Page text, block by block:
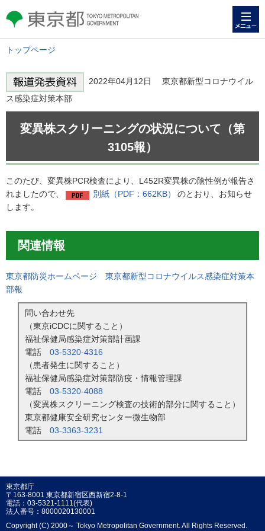
東京都 TOKYO METROPOLITAN
GOVERNMENT
トップページ
2022年04月12日 東京都新型コロナウイル
ス感染症対策本部
変異株スクリーニングの状況について（第
3105報）
このたび、変異株PCR検査により、L452R変異株の陰性例が報告さ
れましたので、
別紙（PDF：662KB）
のとおり、お知らせ
します。
関連情報
東京都防災ホームページ 東京都新型コロナウイルス感染症対策本
部報
問い合わせ先
（東京iCDCに関すること）
福祉保健局感染症対策部計画課
電話 03-5320-4316
（患者発生に関すること）
福祉保健局感染症対策部防疫・情報管理課
電話 03-5320-4088
（変異株スクリーニング検査の技術的部分に関すること）
東京都健康安全研究センター微生物部
電話 03-3363-3231
東京都庁
〒163-8001 東京都新宿区西新宿2-8-1
電話：03-5321-1111(代表)
法人番号：8000020130001
Copyright (C) 2000～ Tokyo Metropolitan Government. All Rights Reserved.